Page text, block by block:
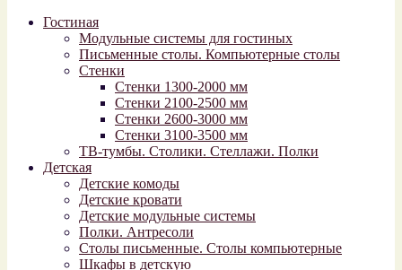
Гостиная
Модульные системы для гостиных
Письменные столы. Компьютерные столы
Стенки
Стенки 1300-2000 мм
Стенки 2100-2500 мм
Стенки 2600-3000 мм
Стенки 3100-3500 мм
ТВ-тумбы. Столики. Стеллажи. Полки
Детская
Детские комоды
Детские кровати
Детские модульные системы
Полки. Антресоли
Столы письменные. Столы компьютерные
Шкафы в детскую